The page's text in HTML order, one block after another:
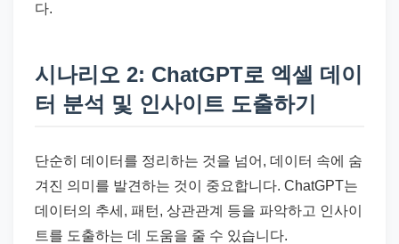
다.
시나리오 2: ChatGPT로 엑셀 데이
터 분석 및 인사이트 도출하기
단순히 데이터를 정리하는 것을 넘어, 데이터 속에 숨
겨진 의미를 발견하는 것이 중요합니다. ChatGPT는
데이터의 추세, 패턴, 상관관계 등을 파악하고 인사이
트를 도출하는 데 도움을 줄 수 있습니다.